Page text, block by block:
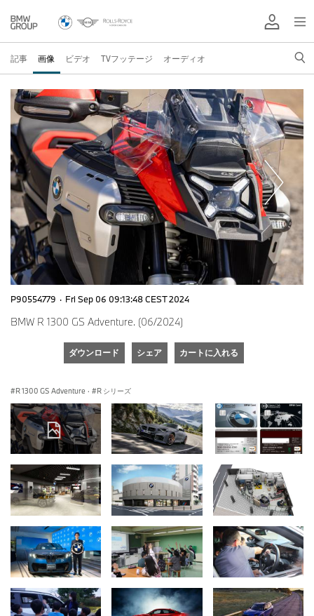
記事 画像 ビデオ TVフッテージ オーディオ
P90554779 · Fri Sep 06 09:13:48 CEST 2024
BMW R 1300 GS Adventure. (06/2024)
ダウンロード シェア カートに入れる
R 1300 GS Adventure · R シリーズ